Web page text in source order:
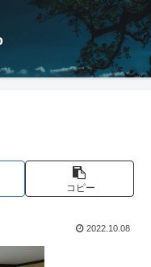
コピー
2022.10.08